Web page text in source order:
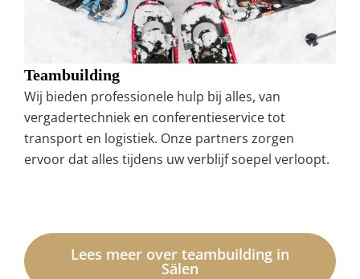
Teambuilding
Wij bieden professionele hulp bij alles, van
vergadertechniek en conferentieservice tot
transport en logistiek. Onze partners zorgen
ervoor dat alles tijdens uw verblijf soepel verloopt.
Lees meer over teambuilding in
Sälen